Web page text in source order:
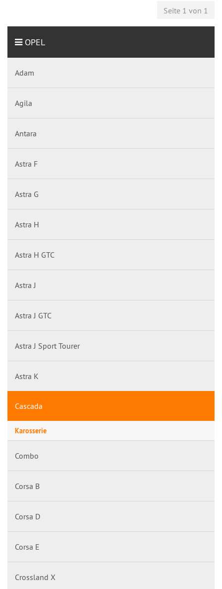
Seite 1 von 1
OPEL
Adam
Agila
Antara
Astra F
Astra G
Astra H
Astra H GTC
Astra J
Astra J GTC
Astra J Sport Tourer
Astra K
Cascada
Karosserie
Combo
Corsa B
Corsa D
Corsa E
Crossland X